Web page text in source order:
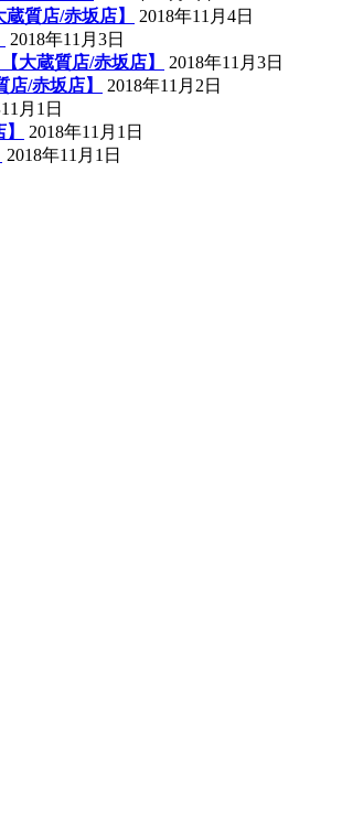
質店/赤坂店】
2018年11月4日
2018年11月3日
大蔵質店/赤坂店】
2018年11月3日
/赤坂店】
2018年11月2日
月1日
2018年11月1日
2018年11月1日